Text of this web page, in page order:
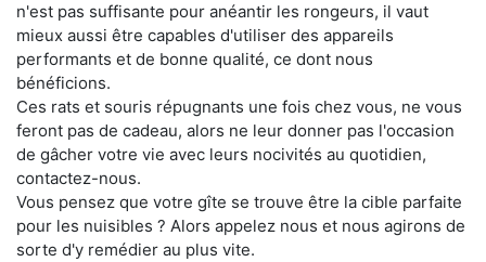
n'est pas suffisante pour anéantir les rongeurs, il vaut
mieux aussi être capables d'utiliser des appareils
performants et de bonne qualité, ce dont nous
bénéficions.
Ces rats et souris répugnants une fois chez vous, ne vous
feront pas de cadeau, alors ne leur donner pas l'occasion
de gâcher votre vie avec leurs nocivités au quotidien,
contactez-nous.
Vous pensez que votre gîte se trouve être la cible parfaite
pour les nuisibles ? Alors appelez nous et nous agirons de
sorte d'y remédier au plus vite.